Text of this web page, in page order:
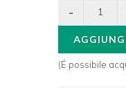
(É possibile